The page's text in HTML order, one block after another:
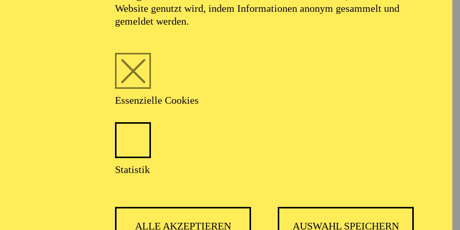
Website genutzt wird, indem Informationen anonym gesammelt und
gemeldet werden.
Essenzielle Cookies
Statistik
ALLE AKZEPTIEREN AUSWAHL SPEICHERN